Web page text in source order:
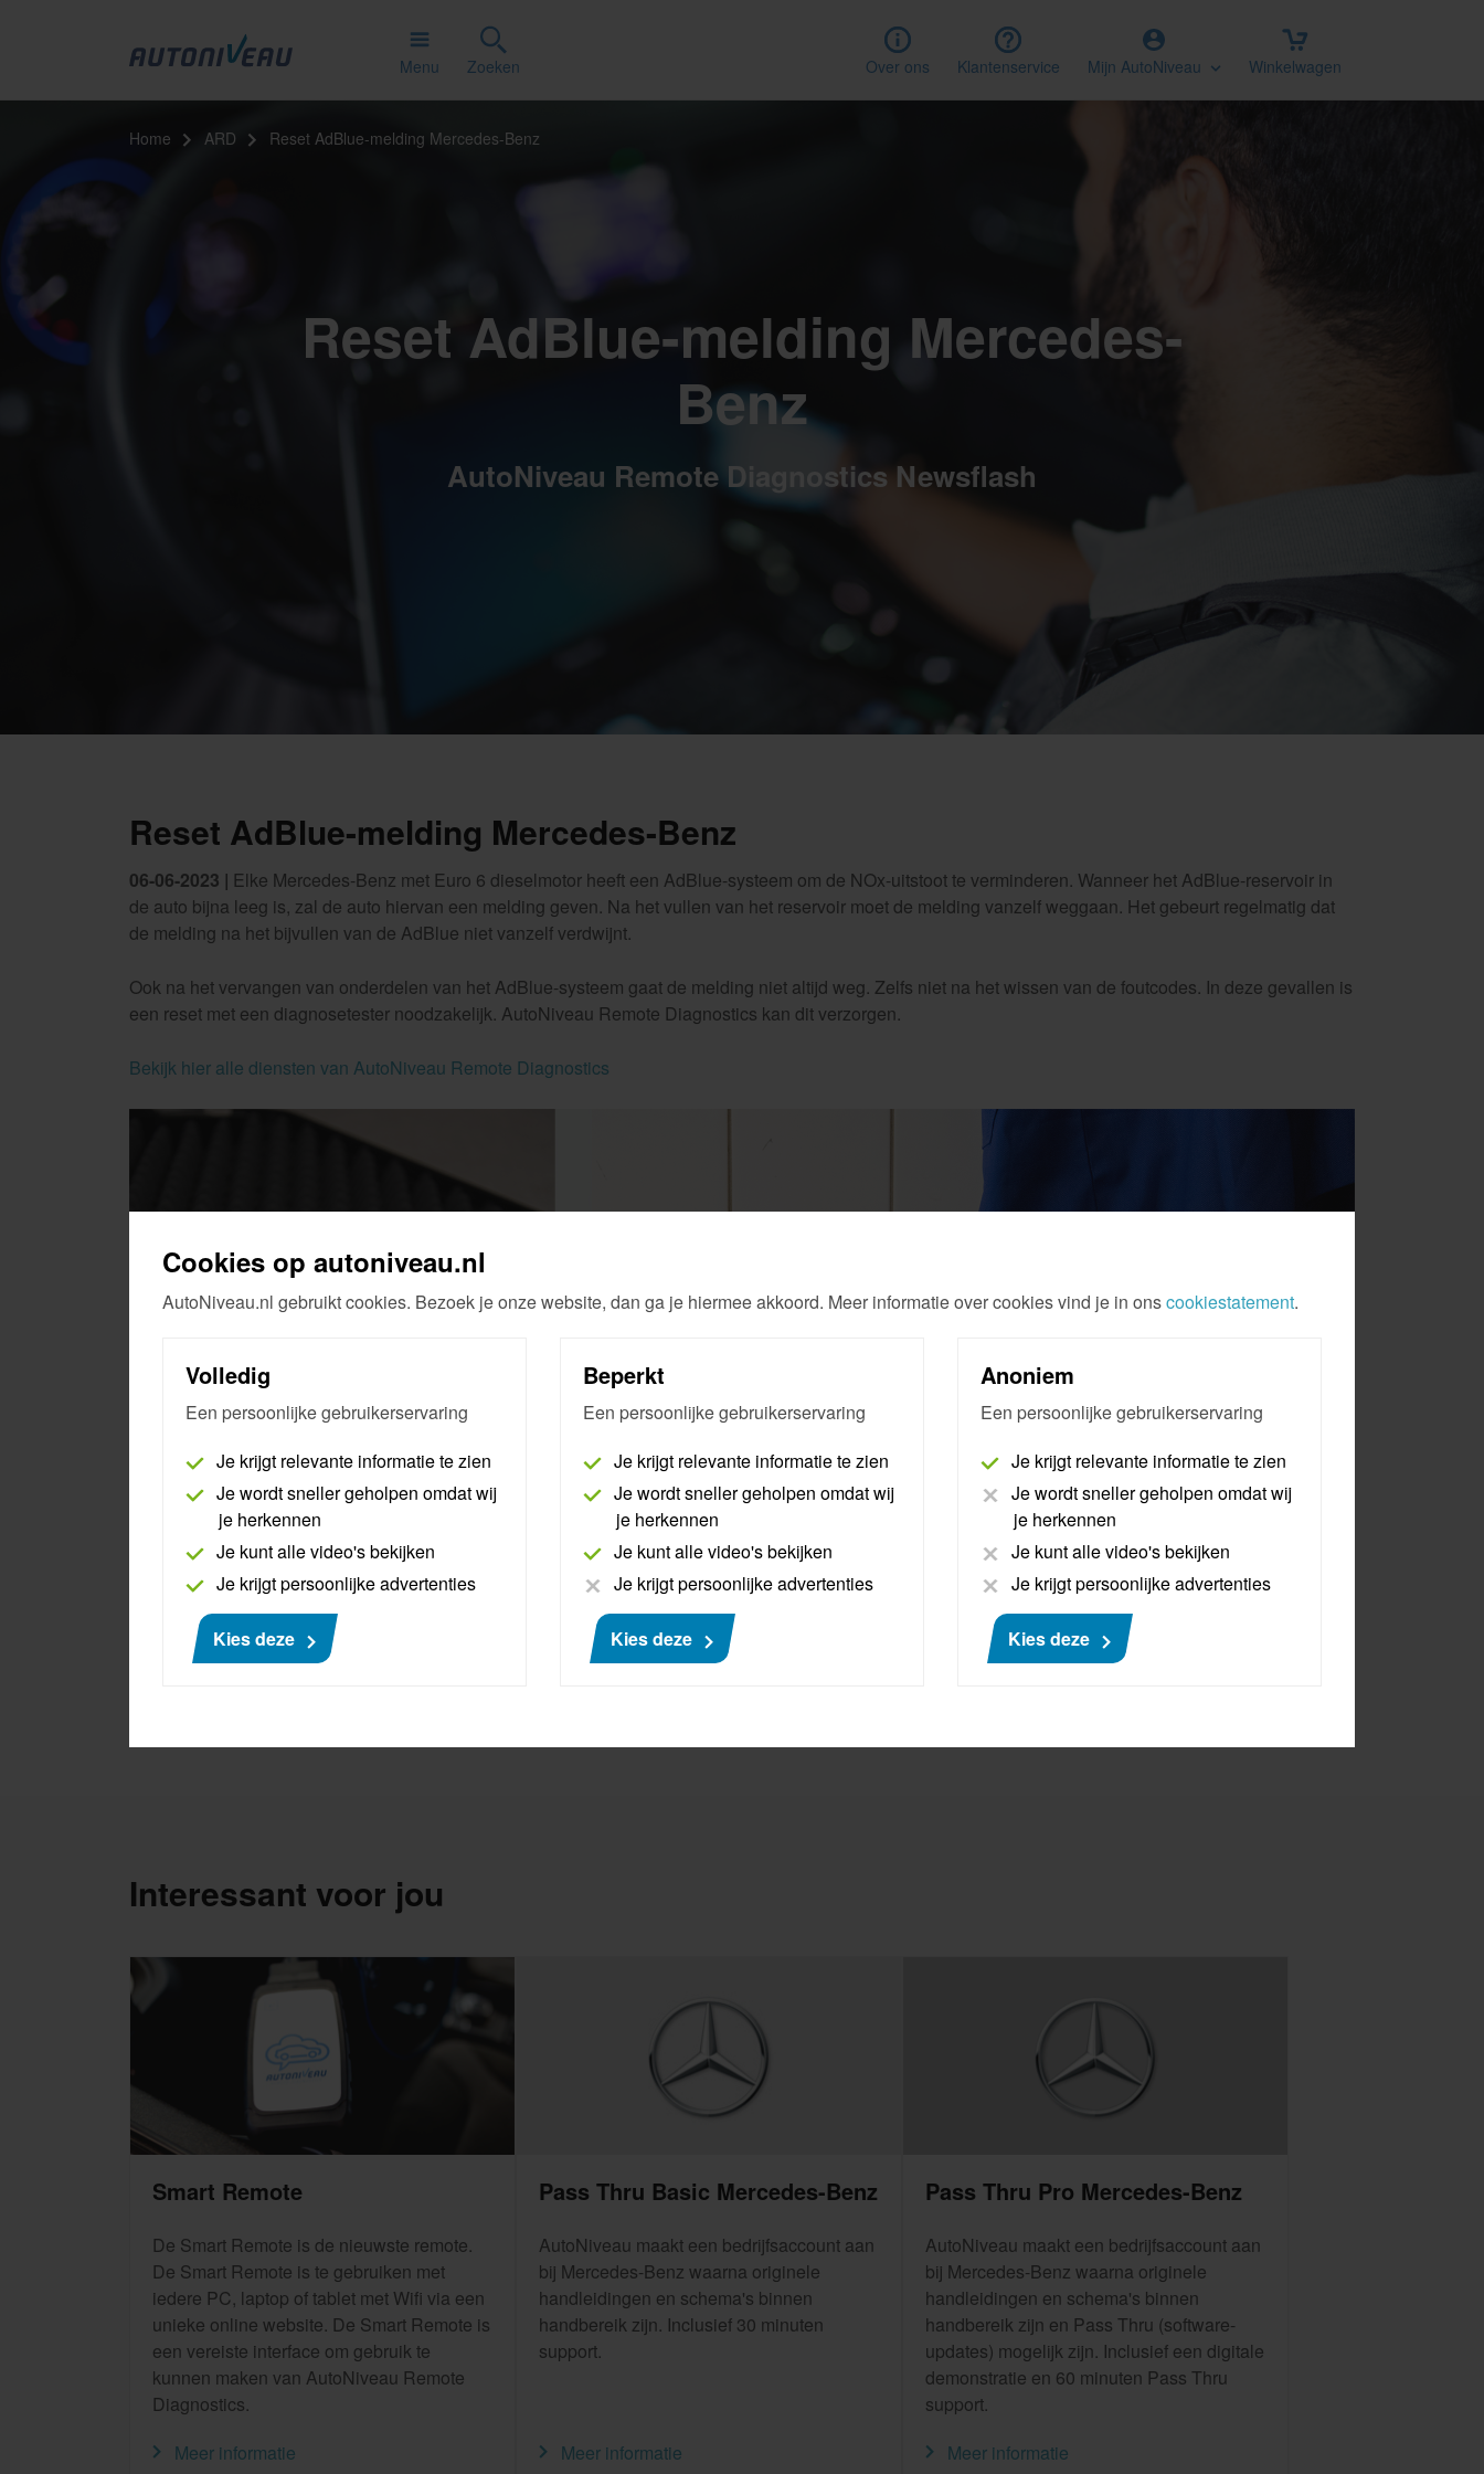
Cookies op autoniveau.nl
AutoNiveau.nl gebruikt cookies. Bezoek je onze website, dan ga je hiermee akkoord. Meer informatie over cookies vind je in onscookiestatement.
Volledig
Een persoonlijke gebruikerservaring
Je krijgt relevante informatie te zien
Je wordt sneller geholpen omdat wij
je herkennen
Je kunt alle video's bekijken
Je krijgt persoonlijke advertenties
Kies deze
Beperkt
Een persoonlijke gebruikerservaring
Je krijgt relevante informatie te zien
Je wordt sneller geholpen omdat wij
je herkennen
Je kunt alle video's bekijken
Je krijgt persoonlijke advertenties
Kies deze
Anoniem
Een persoonlijke gebruikerservaring
Je krijgt relevante informatie te zien
Je wordt sneller geholpen omdat wij
je herkennen
Je kunt alle video's bekijken
Je krijgt persoonlijke advertenties
Kies deze
Menu Zoeken Over ons Klantenservice Mijn AutoNiveau Winkelwagen
Home ARD Reset AdBlue-melding Mercedes-Benz
Reset AdBlue-melding Mercedes-
Benz
AutoNiveau Remote Diagnostics Newsflash
Reset AdBlue-melding Mercedes-Benz
06-06-2023 | Elke Mercedes-Benz met Euro 6 dieselmotor heeft een AdBlue-systeem om de NOx-uitstoot te verminderen. Wanneer het AdBlue-reservoir in
de auto bijna leeg is, zal de auto hiervan een melding geven. Na het vullen van het reservoir moet de melding vanzelf weggaan. Het gebeurt regelmatig dat
de melding na het bijvullen van de AdBlue niet vanzelf verdwijnt.
Ook na het vervangen van onderdelen van het AdBlue-systeem gaat de melding niet altijd weg. Zelfs niet na het wissen van de foutcodes. In deze gevallen is
een reset met een diagnosetester noodzakelijk. AutoNiveau Remote Diagnostics kan dit verzorgen.
Bekijk hier alle diensten van AutoNiveau Remote Diagnostics
Interessant voor jou
Smart Remote
De Smart Remote is de nieuwste remote.
De Smart Remote is te gebruiken met
iedere PC, laptop of tablet met Wifi via een
unieke online website. De Smart Remote is
een vereiste interface om gebruik te
kunnen maken van AutoNiveau Remote
Diagnostics.
Meer informatie
Pass Thru Basic Mercedes-Benz
AutoNiveau maakt een bedrijfsaccount aan
bij Mercedes-Benz waarna originele
handleidingen en schema's binnen
handbereik zijn. Inclusief 30 minuten
support.
Meer informatie
Pass Thru Pro Mercedes-Benz
AutoNiveau maakt een bedrijfsaccount aan
bij Mercedes-Benz waarna originele
handleidingen en schema's binnen
handbereik zijn en Pass Thru (software-
updates) mogelijk zijn. Inclusief een digitale
demonstratie en 60 minuten Pass Thru
support.
Meer informatie